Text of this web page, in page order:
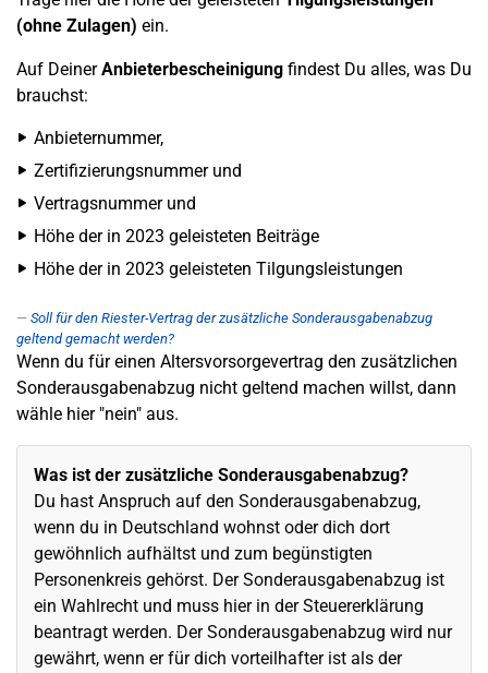
(ohne Zulagen) ein.
Auf DeinerAnbieterbescheinigung findest Du alles, was Du
brauchst:
Anbieternummer,
Zertifizierungsnummer und
Vertragsnummer und
Höhe der in 2023 geleisteten Beiträge
Höhe der in 2023 geleisteten Tilgungsleistungen
Soll für den Riester-Vertrag der zusätzliche Sonderausgabenabzug
geltend gemacht werden?
Wenn du für einen Altersvorsorgevertrag den zusätzlichen
Sonderausgabenabzug nicht geltend machen willst, dann
wähle hier "nein" aus.
Was ist der zusätzliche Sonderausgabenabzug?
Du hast Anspruch auf den Sonderausgabenabzug,
wenn du in Deutschland wohnst oder dich dort
gewöhnlich aufhältst und zum begünstigten
Personenkreis gehörst. Der Sonderausgabenabzug ist
ein Wahlrecht und muss hier in der Steuererklärung
beantragt werden. Der Sonderausgabenabzug wird nur
gewährt, wenn er für dich vorteilhafter ist als der